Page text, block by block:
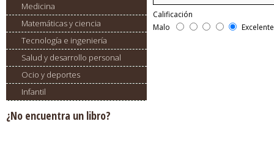
Medicina
Matemáticas y ciencia
Tecnología e ingeniería
Salud y desarrollo personal
Ocio y deportes
Infantil
¿No encuentra un libro?
Calificación
Malo
Excelente